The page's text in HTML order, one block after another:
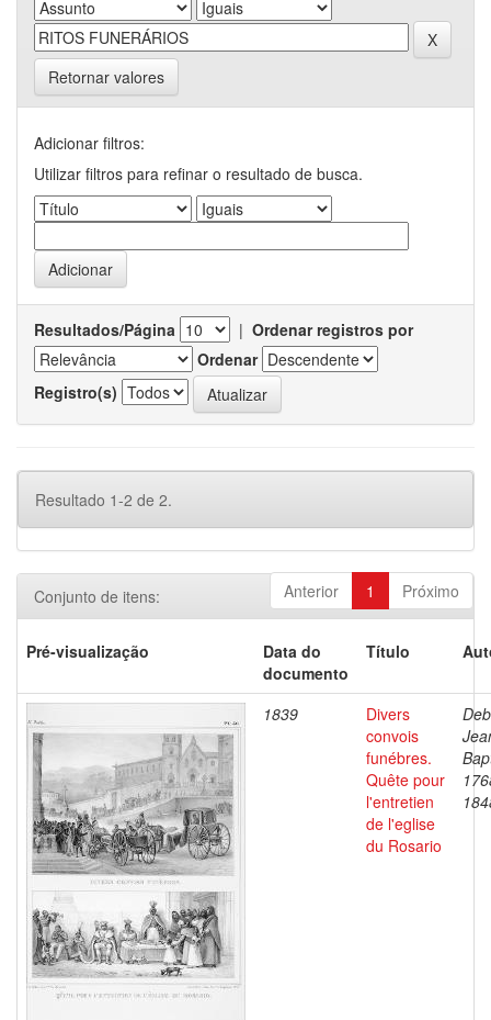
Retornar valores
Adicionar filtros:
Utilizar filtros para refinar o resultado de busca.
Resultados/Página | Ordenar registros por
Ordenar
Registro(s)
Resultado 1-2 de 2.
Anterior 1 Próximo
Conjunto de itens:
Pré-visualização
Data do
documento
Título
1839
Divers
convois
funébres.
Quête pour
l'entretien
de l'eglise
du Rosario